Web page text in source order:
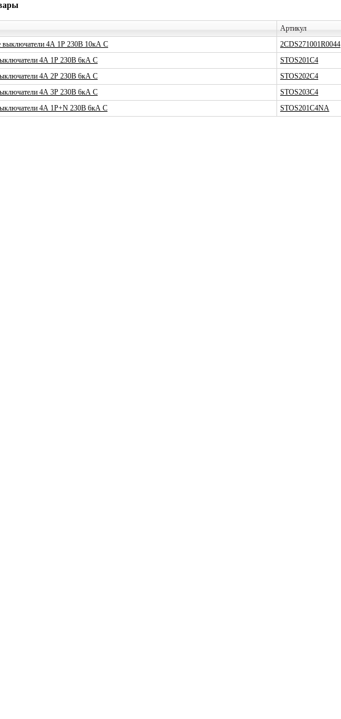
Артикул
выключатели 4А 1P 230В 10кА C 2CDS271001R0044
4А 1P 230В 6кА C STOS201C4
4А 2P 230В 6кА C STOS202C4
4А 3P 230В 6кА C STOS203C4
4А 1P+N 230В 6кА C STOS201C4NA